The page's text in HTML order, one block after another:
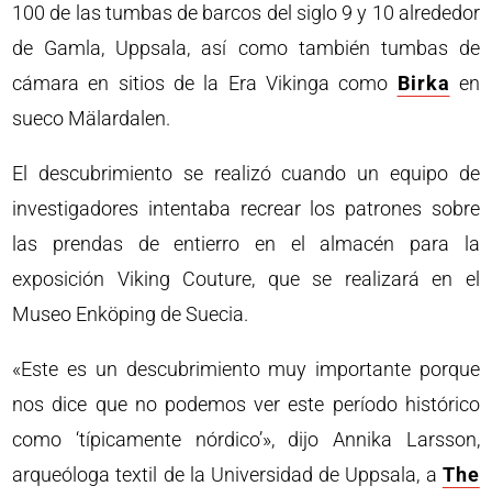
100 de las tumbas de barcos del siglo 9 y 10 alrededor
de Gamla, Uppsala, así como también tumbas de
cámara en sitios de la Era Vikinga como Birka en
sueco Mälardalen.
El descubrimiento se realizó cuando un equipo de
investigadores intentaba recrear los patrones sobre
las prendas de entierro en el almacén para la
exposición Viking Couture, que se realizará en el
Museo Enköping de Suecia.
«Este es un descubrimiento muy importante porque
nos dice que no podemos ver este período histórico
como ‘típicamente nórdico’», dijo Annika Larsson,
arqueóloga textil de la Universidad de Uppsala, a The